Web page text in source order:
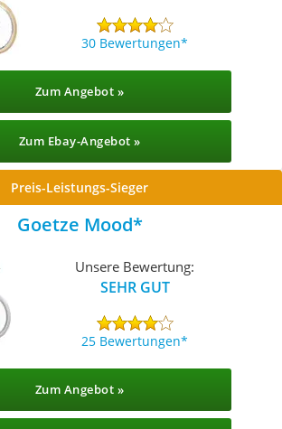
30 Bewertungen
Zum Angebot »
Zum Ebay-Angebot »
Preis-Leistungs-Sieger
Goetze Mood
Unsere Bewertung:
SEHR GUT
25 Bewertungen
Zum Angebot »